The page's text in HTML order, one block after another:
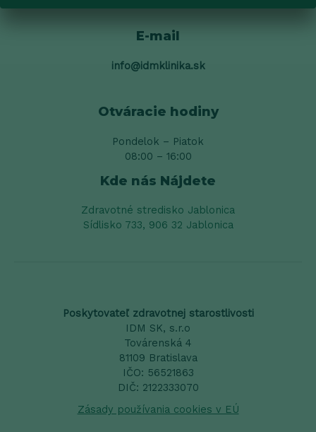
E-mail
info@idmklinika.sk
Otváracie hodiny
Pondelok – Piatok
08:00 – 16:00
Kde nás Nájdete
Zdravotné stredisko Jablonica
Sídlisko 733, 906 32 Jablonica
Poskytovateľ zdravotnej starostlivosti
IDM SK, s.r.o
Továrenská 4
81109 Bratislava
IČO: 56521863
DIČ: 2122333070
Zásady používania cookies v EÚ